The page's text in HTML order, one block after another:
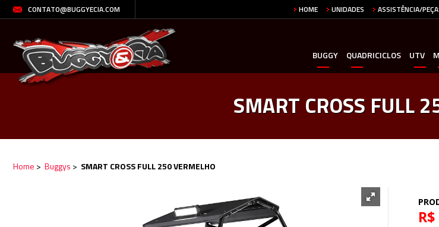
CONTATO@BUGGYECIA.COM HOME UNIDADES ASSISTÊNCIA/
BUGGY QUADRICICLOS UTV
SMART CROSS FULL
Home > Buggys > SMART CROSS FULL 250 VERMELHO